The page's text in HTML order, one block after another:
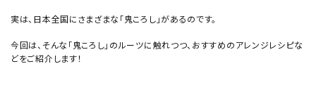
実は、日本全国にさまざまな「鬼ころし」があるのです。
今回は、そんな「鬼ころし」のルーツに触れつつ、おすすめのアレンジレシピな
どをご紹介します！